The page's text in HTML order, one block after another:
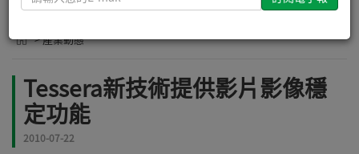
> 產業動態
Tessera新技術提供影片影像穩
定功能
2010-07-22
輸
您
E-
mail